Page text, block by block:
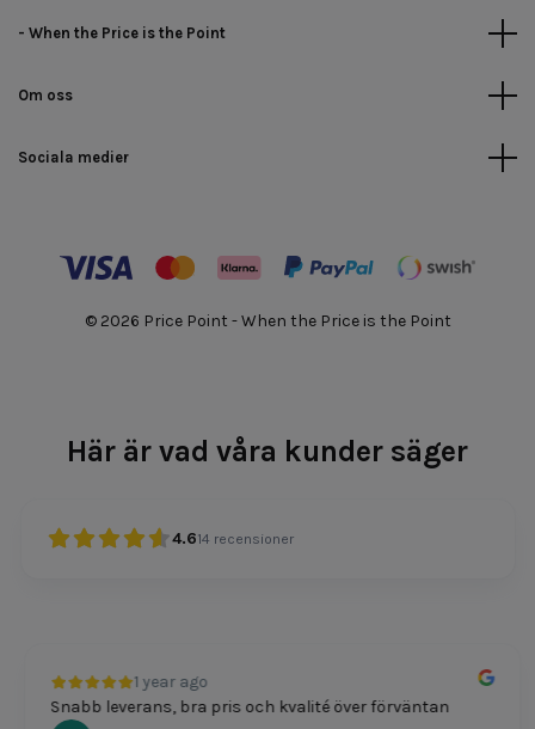
- When the Price is the Point
Om oss
Sociala medier
© 2026 Price Point - When the Price is the Point
Här är vad våra kunder säger
4.614 recensioner
1 year ago
Snabb leverans, bra pris och kvalité över förväntan